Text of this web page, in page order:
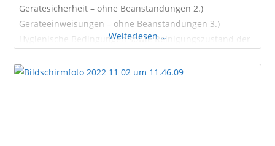
Gerätesicherheit – ohne Beanstandungen 2.)
Geräteeinweisungen – ohne Beanstandungen 3.)
Hygienische Bedingungen sowie Reinigungszustand der
Weiterlesen …